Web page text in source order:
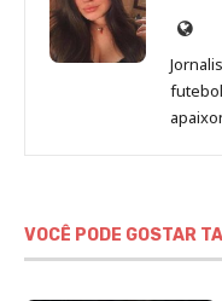
Site
de
VOCÊ PODE GOSTAR